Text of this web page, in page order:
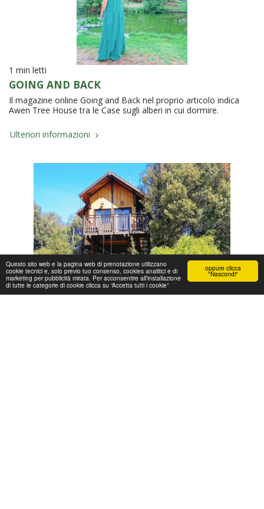
oppure clicca
"Nascondi"
Questo sito web e la pagina web di prenotazione utilizzano
cookie tecnici e, solo previo tuo consenso, cookies analitici e di
marketing per pubblicità mirata. Per acconsentire all’installazione
di tutte le categorie di cookie clicca su “Accetta tutti i cookie”
1 min letti
GOING AND BACK
Il magazine online Going and Back nel proprio articolo indica
Awen Tree House tra le Case sugli alberi in cui dormire.
Ulteriori informazioni